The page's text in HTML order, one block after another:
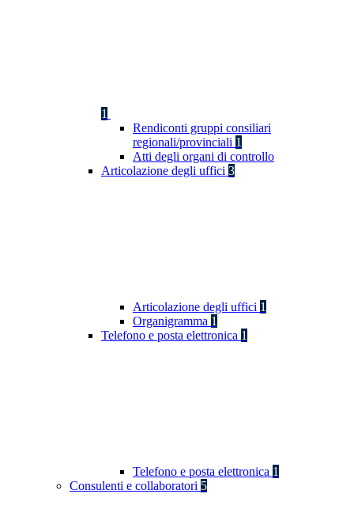
1
Rendiconti gruppi consiliari
regionali/provinciali 1
Atti degli organi di controllo
Articolazione degli uffici 3
Articolazione degli uffici 1
Organigramma 1
Telefono e posta elettronica 1
Telefono e posta elettronica 1
Consulenti e collaboratori 5